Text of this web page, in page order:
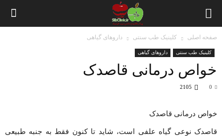
صفحه اصلی کلینیک طب سنتی داروهای گیاهی
کلینیک طب سنتی داروهای گیاهی
خواص درمانی قاصدک
0
2105
خواص درمانی قاصدک
قاصدک نوعی گیاه علفی است، شاید تا کنون فقط به جنبه طبیعی